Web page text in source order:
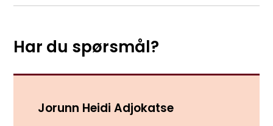
Har du spørsmål?
Jorunn Heidi Adjokatse